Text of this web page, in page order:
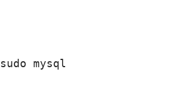
sudo mysql